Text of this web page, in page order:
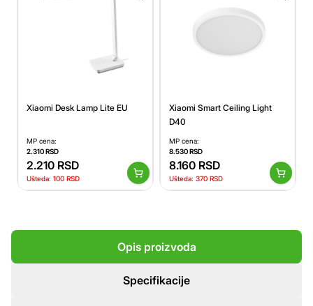
Xiaomi Desk Lamp Lite EU
MP cena:
2.310RSD
2.210 RSD
Ušteda: 100 RSD
Xiaomi Smart Ceiling Light
D40
MP cena:
8.530RSD
8.160 RSD
Ušteda: 370 RSD
Opis proizvoda
Specifikacije